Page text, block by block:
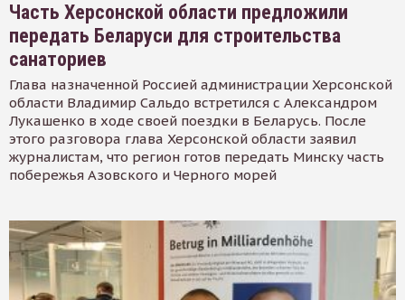
Часть Херсонской области предложили
передать Беларуси для строительства
санаториев
Глава назначенной Россией администрации Херсонской
области Владимир Сальдо встретился с Александром
Лукашенко в ходе своей поездки в Беларусь. После
этого разговора глава Херсонской области заявил
журналистам, что регион готов передать Минску часть
побережья Азовского и Черного морей